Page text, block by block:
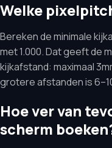
Welke
Bereken de minimale
met 1.000. Dat geeft de
kijkafstand: maximaal
grotere afstanden is
Hoe ver van
scherm